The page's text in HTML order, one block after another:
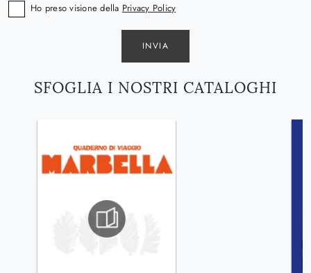
SFOGLIA I NOSTRI CATALOGHI
Ho preso visione della Privacy Policy
INVIA